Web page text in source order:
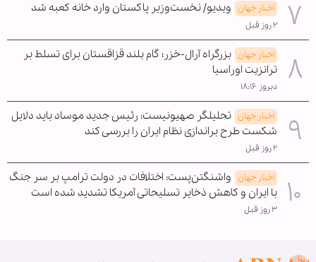
اخبار جهان ویدیو/ نخست‌وزیر پاکستان وارد خانه کعبه شد
۲ روز قبل
اخبار جهان بزرگراه آرال-خزر؛ گام بلند قزاقستان برای تسلط بر
ترانزیت اوراسیا
دیروز ۱۸:۱۶
اخبار جهان تحلیلگر صهیونیست: رئیس جدید موساد باید دلایل
شکست طرح براندازی نظام ایران را بررسی کند
۲ روز قبل
اخبار جهان واشنگتن‌پست: اختلافات در دولت ترامپ بر سر جنگ
با ایران و کاهش ذخایر تسلیحاتی آمریکا تشدید شده است
۳ روز قبل